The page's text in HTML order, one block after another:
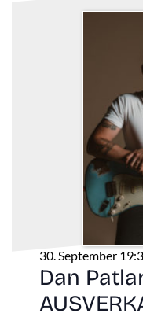
30. September
Dan